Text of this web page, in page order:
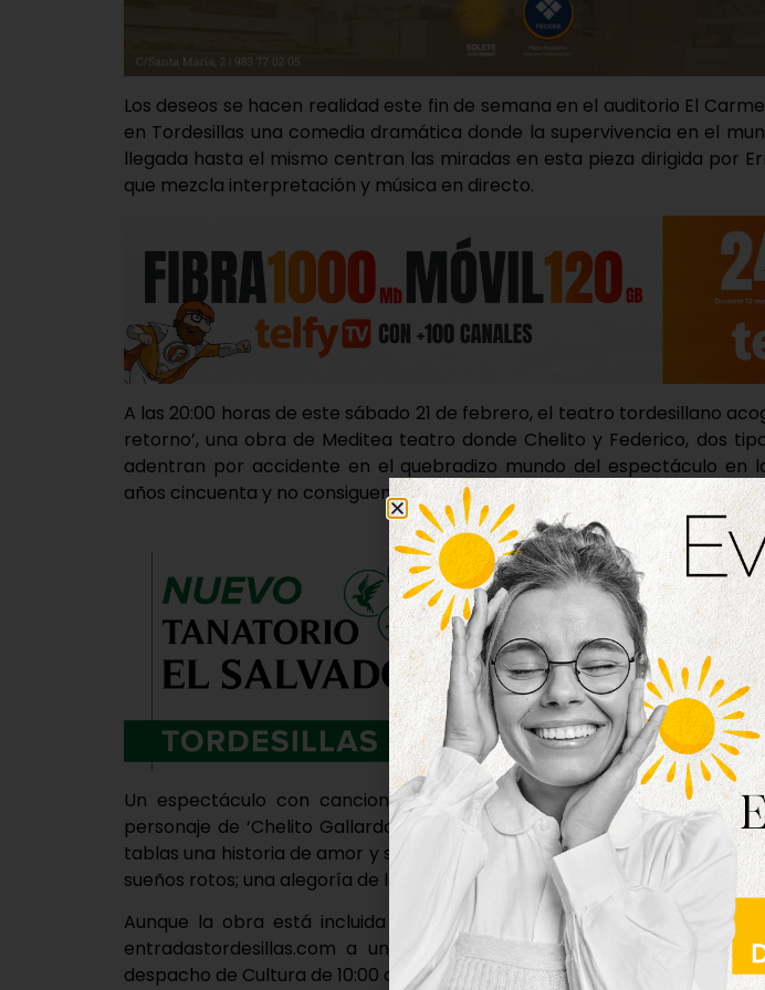
Los deseos se hacen realidad este fin de semana en el auditorio El
en Tordesillas una comedia dramática donde la supervivencia en el
llegada hasta el mismo centran las miradas en esta pieza dirigida por
que mezcla interpretación y música en directo.
A las 20:00 horas de este sábado 21 de febrero, el teatro tordesillano
retorno’, una obra de Meditea teatro donde Chelito y Federico, dos
adentran por accidente en el quebradizo mundo del espectáculo en
años cincuenta y no consiguen salir ilesos.
Un espectáculo con canciones de aquella época, cantadas en
personaje de ‘Chelito Gallardo’, una artista de aquel momento, y que
tablas una historia de amor y supervivencia en la que el éxito oculta
sueños rotos; una alegoría de la fantasía del éxito y de las consecuencias
Aunque la obra está incluida en el abono, las últimas entradas
entradastordesillas.com a un precio de 5 euros y también pueden
despacho de Cultura de 10:00 a 13:00 horas.